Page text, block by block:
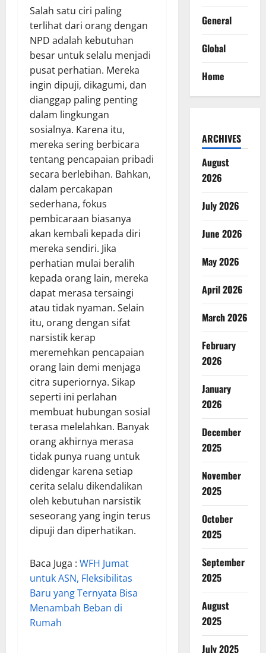
Salah satu ciri paling
terlihat dari orang dengan
NPD adalah kebutuhan
besar untuk selalu menjadi
pusat perhatian. Mereka
ingin dipuji, dikagumi, dan
dianggap paling penting
dalam lingkungan
sosialnya. Karena itu,
mereka sering berbicara
tentang pencapaian pribadi
secara berlebihan. Bahkan,
dalam percakapan
sederhana, fokus
pembicaraan biasanya
akan kembali kepada diri
mereka sendiri. Jika
perhatian mulai beralih
kepada orang lain, mereka
dapat merasa tersaingi
atau tidak nyaman. Selain
itu, orang dengan sifat
narsistik kerap
meremehkan pencapaian
orang lain demi menjaga
citra superiornya. Sikap
seperti ini perlahan
membuat hubungan sosial
terasa melelahkan. Banyak
orang akhirnya merasa
tidak punya ruang untuk
didengar karena setiap
cerita selalu dikendalikan
oleh kebutuhan narsistik
seseorang yang ingin terus
dipuji dan diperhatikan.
Baca Juga : WFH Jumat
untuk ASN, Fleksibilitas
Baru yang Ternyata Bisa
Menambah Beban di
Rumah
General
Global
Home
ARCHIVES
August
2026
July 2026
June 2026
May 2026
April 2026
March 2026
February
2026
January
2026
December
2025
November
2025
October
2025
September
2025
August
2025
July 2025